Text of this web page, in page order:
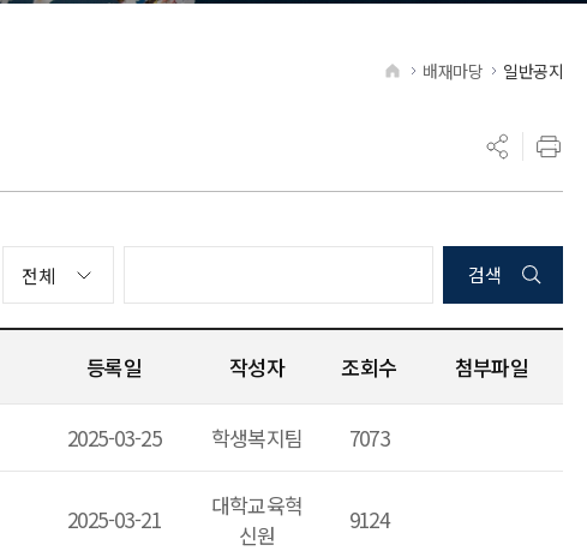
HOME
배재마당 일반공지
검색
등록일 작성자 조회수 첨부파일
2025-03-25 학생복지팀 7073
2025-03-21
대학교육혁
신원
9124